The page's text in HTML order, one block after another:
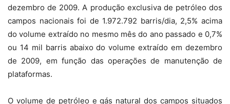
dezembro de 2009. A produção exclusiva de petróleo dos
campos nacionais foi de 1.972.792 barris/dia, 2,5% acima
do volume extraído no mesmo mês do ano passado e 0,7%
ou 14 mil barris abaixo do volume extraído em dezembro
de 2009, em função das operações de manutenção de
plataformas.
O volume de petróleo e gás natural dos campos situados